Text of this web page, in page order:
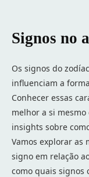
Signos no
Os signos do
influenciam a
Conhecer essas
melhor a si
insights sobre
Vamos explorar as
signo em relação
como quais signos